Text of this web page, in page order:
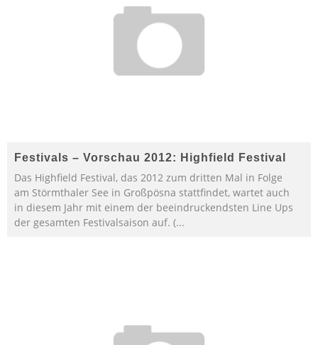
Festivals – Vorschau 2012: Highfield Festival
Das Highfield Festival, das 2012 zum dritten Mal in Folge
am Störmthaler See in Großpösna stattfindet, wartet auch
in diesem Jahr mit einem der beeindruckendsten Line Ups
der gesamten Festivalsaison auf. (...